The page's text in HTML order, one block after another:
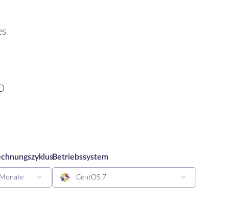
Betriebssystem
CentOS 7